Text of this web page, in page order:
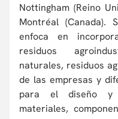
Nottingham (Reino
Montréal (Canada).
enfoca en
residuos
naturales, residuos
de las empresas y
para el diseño y
materiales,